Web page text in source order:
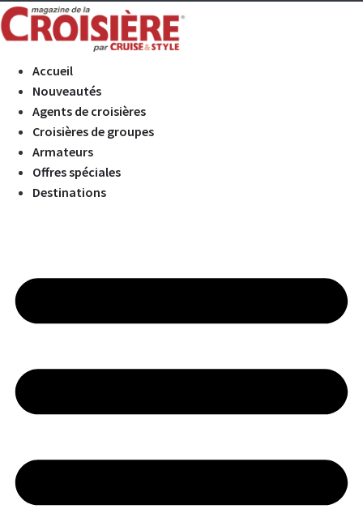
Accueil
Nouveautés
Agents de croisières
Croisières de groupes
Armateurs
Offres spéciales
Destinations